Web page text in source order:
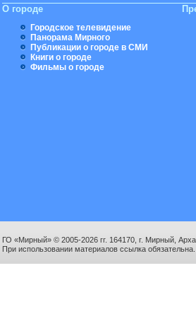
О городе
Городское телевидение
Панорама Мирного
Публикации о городе в СМИ
Книги о городе
Фильмы о городе
ГО «Мирный» © 2005-2026 гг. 164170, г. Мирный,
При использовании материалов ссылка обязательна.